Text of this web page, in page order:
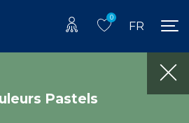
0
FR
Pastels